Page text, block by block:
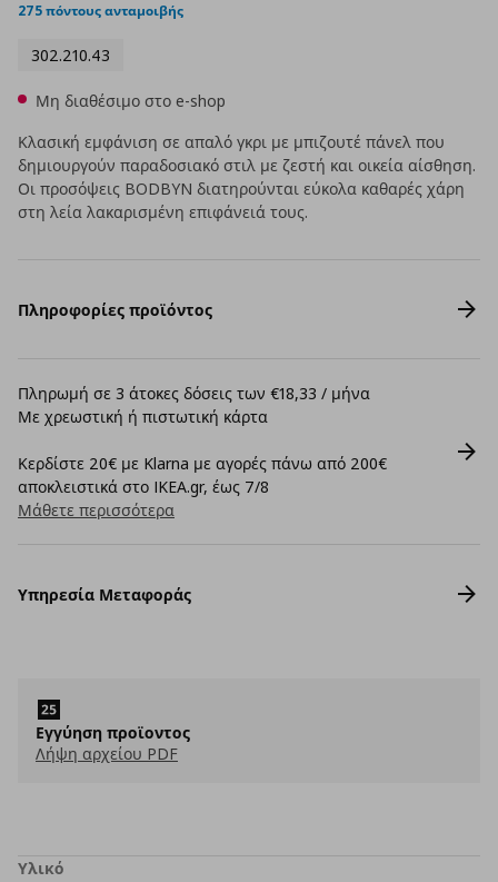
275 πόντους ανταμοιβής
302.210.43
Μη διαθέσιμο στο e-shop
Κλασική εμφάνιση σε απαλό γκρι με μπιζουτέ πάνελ που
δημιουργούν παραδοσιακό στιλ με ζεστή και οικεία αίσθηση.
Οι προσόψεις BODBYN διατηρούνται εύκολα καθαρές χάρη
στη λεία λακαρισμένη επιφάνειά τους.
Πληροφορίες προϊόντος
Πληρωμή σε 3 άτοκες δόσεις των €18,33 / μήνα
Με χρεωστική ή πιστωτική κάρτα
Κερδίστε 20€ με Klarna με αγορές πάνω από 200€
αποκλειστικά στο IKEA.gr, έως 7/8
Μάθετε περισσότερα
Υπηρεσία Μεταφοράς
Εγγύηση προϊοντος
Λήψη αρχείου PDF
Υλικό